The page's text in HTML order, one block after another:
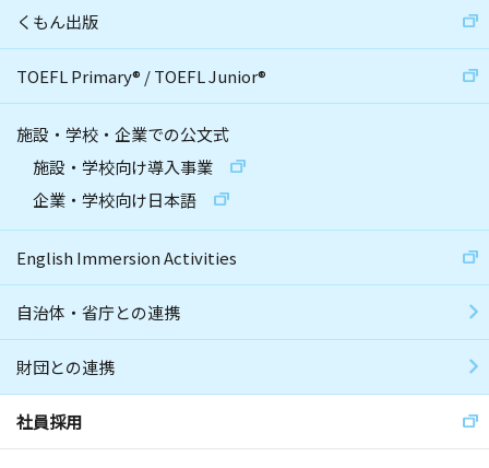
くもん出版
TOEFL Primary® /TOEFL Junior®
施設・学校・企業での公文式
施設・学校向け導入事業
企業・学校向け日本語
English Immersion Activities
自治体・省庁との連携
財団との連携
社員採用